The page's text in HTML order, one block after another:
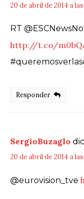
20 de abril de 2014 a
RT
http://t.co/
Responder
SergioBuzaglo
20 de abril de 2014 a
@eurovision_tve